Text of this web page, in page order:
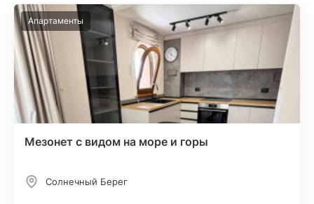
Апартаменты
Мезонет с видом на море и горы
Солнечный Берег